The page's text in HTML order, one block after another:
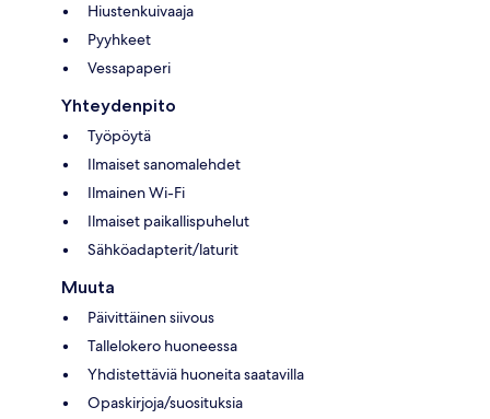
Hiustenkuivaaja
Pyyhkeet
Vessapaperi
Yhteydenpito
Työpöytä
Ilmaiset sanomalehdet
Ilmainen Wi-Fi
Ilmaiset paikallispuhelut
Sähköadapterit/laturit
Muuta
Päivittäinen siivous
Tallelokero huoneessa
Yhdistettäviä huoneita saatavilla
Opaskirjoja/suosituksia